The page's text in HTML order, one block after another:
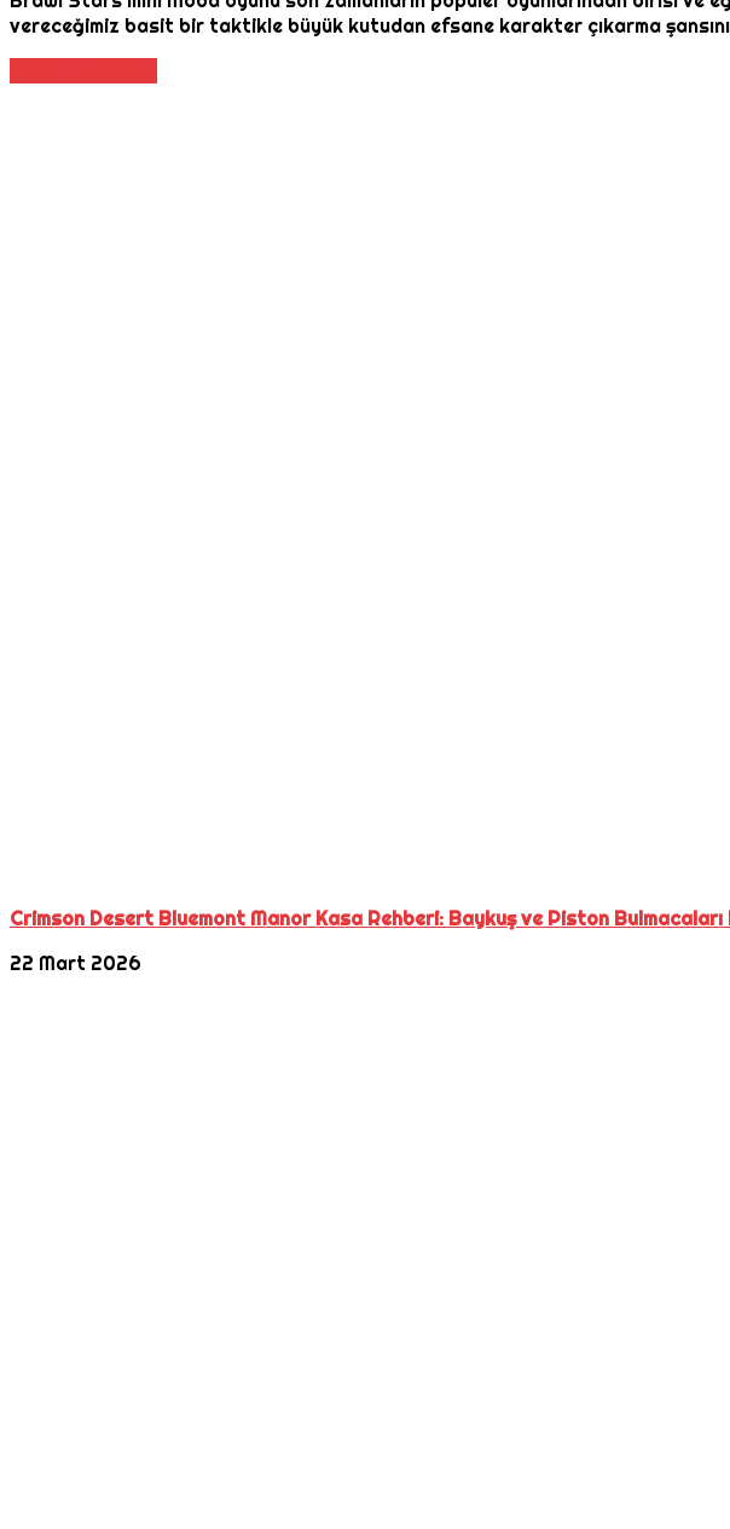
vereceğimiz basit bir taktikle büyük kutudan efsane karakter çıkarma
Crimson Desert Bluemont Manor Kasa Rehberi: Baykuş ve Piston Bulmacaları
22 Mart 2026